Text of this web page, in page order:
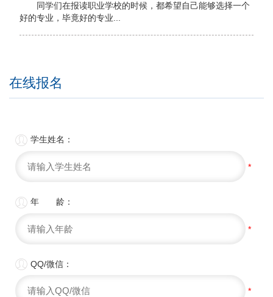
同学们在报读职业学校的时候，都希望自己能够选择一个
好的专业，毕竟好的专业...
在线报名
 学生姓名：
*
 年 龄：
*
 QQ/微信：
*